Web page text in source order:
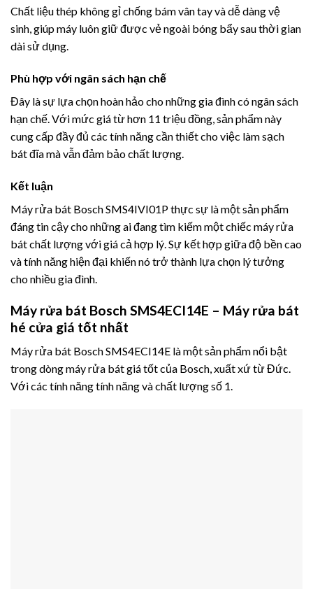
Chất liệu thép không gỉ chống bám vân tay và dễ dàng vệ
sinh, giúp máy luôn giữ được vẻ ngoài bóng bẩy sau thời gian
dài sử dụng.
Phù hợp với ngân sách hạn chế
Đây là sự lựa chọn hoàn hảo cho những gia đình có ngân sách
hạn chế. Với mức giá từ hơn 11 triệu đồng, sản phẩm này
cung cấp đầy đủ các tính năng cần thiết cho việc làm sạch
bát đĩa mà vẫn đảm bảo chất lượng.
Kết luận
Máy rửa bát Bosch SMS4IVI01P thực sự là một sản phẩm
đáng tin cậy cho những ai đang tìm kiếm một chiếc máy rửa
bát chất lượng với giá cả hợp lý. Sự kết hợp giữa độ bền cao
và tính năng hiện đại khiến nó trở thành lựa chọn lý tưởng
cho nhiều gia đình.
Máy rửa bát Bosch SMS4ECI14E – Máy rửa bát
hé cửa giá tốt nhất
Máy rửa bát Bosch SMS4ECI14E là một sản phẩm nổi bật
trong dòng máy rửa bát giá tốt của Bosch, xuất xứ từ Đức.
Với các tính năng tính năng và chất lượng số 1.